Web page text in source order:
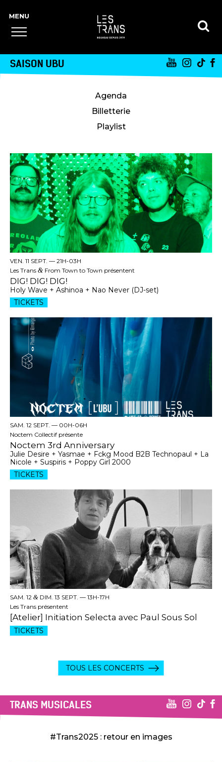
SAISON UBU
Agenda
Billetterie
Playlist
VEN. 11 SEPT. — 21H-03H
Les Trans & From Town to Town présentent
DIG! DIG! DIG!
Holy Wave + Ashinoa + Nao Never (DJ-set)
TICKETS
SAM. 12 SEPT. — 00H-06H
Noctem Collectif présente
Noctem 3rd Anniversary
Julie Desire + Yasmae + Fckg Mood B2B Technopaul + La
Nicole + Suspiris + Poppy Girl 2000
TICKETS
SAM. 12 & DIM. 13 SEPT. — 13H-17H
Les Trans présentent
[Atelier] Initiation Selecta avec Paul Sous Sol
TICKETS
TOUS LES CONCERTS
TRANS MUSICALES
#Trans2025 : retour en images